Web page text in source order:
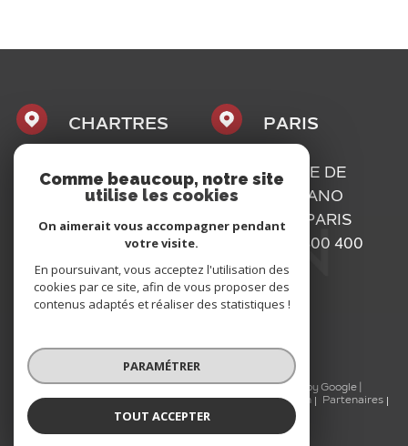
CHARTRES
02 37 300 400
1, PLACE
MAURICE
CAZALIS
CHARTRES
PARIS
01 73 300 400
16, RUE DE
BASSANO
75116
PARIS
© 2026 | Tous droits réservés | Traduction powered by Google |
Nos honoraires
Plan du site Mentions légales Admin
Partenaires
Politique RGPD
Comme beaucoup, notre site
utilise les cookies
On aimerait vous accompagner pendant
votre visite.
En poursuivant, vous acceptez l'utilisation des
cookies par ce site, afin de vous proposer des
contenus adaptés et réaliser des statistiques !
PARAMÉTRER
TOUT ACCEPTER